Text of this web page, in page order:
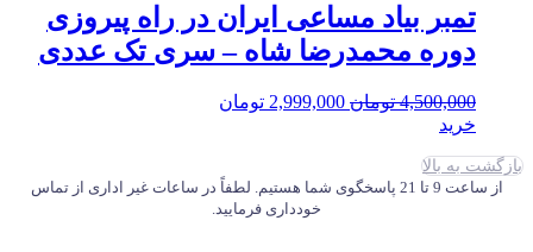
تمبر بیاد مساعی ایران در راه پیروزی
دوره محمدرضا شاه – سری تک عددی
4,500,000 تومان قیمت
2,999,000 تومان
خرید
بازگشت به بالا
از ساعت 9 تا 21 پاسخگوی شما هستیم. لطفاً در ساعات غیر اداری از تماس
خودداری فرمایید.